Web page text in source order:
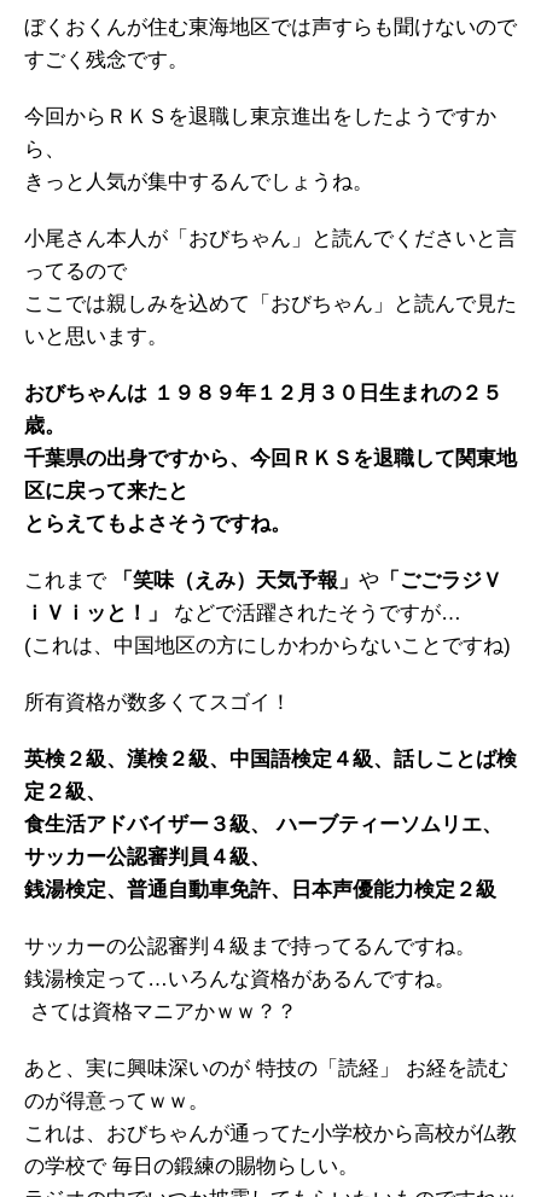
ぼくおくんが住む東海地区では声すらも聞けないので
すごく残念です。
今回からＲＫＳを退職し東京進出をしたようですか
ら、
きっと人気が集中するんでしょうね。
小尾さん本人が「おびちゃん」と読んでくださいと言
ってるので
ここでは親しみを込めて「おびちゃん」と読んで見た
いと思います。
おびちゃんは １９８９年１２月３０日生まれの２５
歳。
千葉県の出身ですから、今回ＲＫＳを退職して関東地
区に戻って来たと
とらえてもよさそうですね。
これまで「笑味（えみ）天気予報」 や 「ごごラジＶ
ｉＶｉッと！」
などで活躍されたそうですが…
(これは、中国地区の方にしかわからないことですね)
所有資格が数多くてスゴイ！
英検２級、漢検２級、中国語検定４級、話しことば検
定２級、
食生活アドバイザー３級、 ハーブティーソムリエ、
サッカー公認審判員４級、
銭湯検定、普通自動車免許、日本声優能力検定２級
サッカーの公認審判４級まで持ってるんですね。
銭湯検定って…いろんな資格があるんですね。
さては資格マニアかｗｗ？？
あと、実に興味深いのが 特技の「読経」 お経を読む
のが得意ってｗｗ。
これは、おびちゃんが通ってた小学校から高校が仏教
の学校で 毎日の鍛練の賜物らしい。